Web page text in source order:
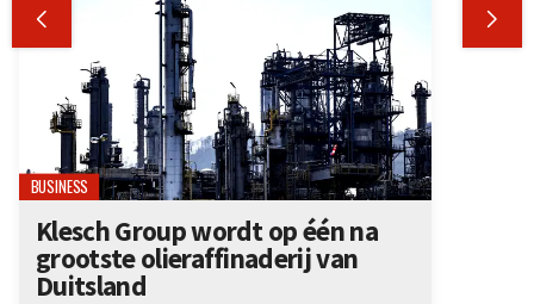
 
BUSINESS
Klesch Group wordt op één na
grootste olieraffinaderij van
Duitsland